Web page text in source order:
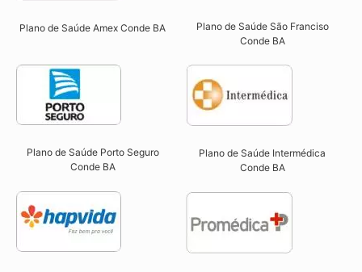
Plano de Saúde Amex Conde BA
Plano de Saúde São Franciso
Conde BA​
Plano de Saúde Porto Seguro
Conde BA​
Plano de Saúde Intermédica
Conde BA​